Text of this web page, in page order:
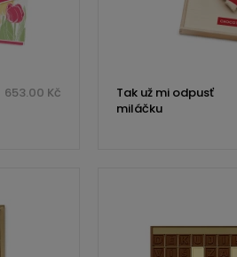
653.00 Kč
Tak už mi odpusť
miláčku